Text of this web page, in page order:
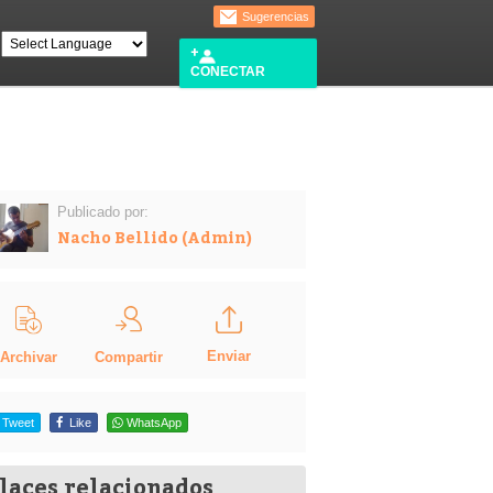
Sugerencias
CONECTAR
Publicado por:
Nacho Bellido (Admin)
Archivar Compartir Enviar
Tweet Like WhatsApp
relacionados